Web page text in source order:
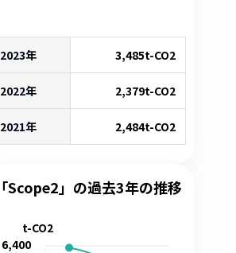
2023年 3,485t-CO2
2022年 2,379t-CO2
2021年 2,484t-CO2
「Scope2」の過去3年の推移
6,400
t-CO2